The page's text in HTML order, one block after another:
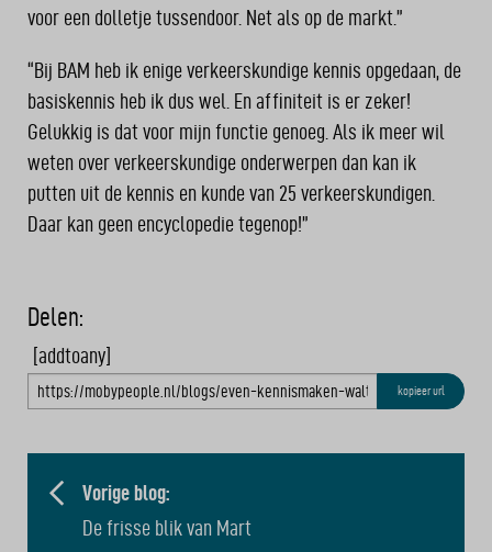
voor een dolletje tussendoor. Net als op de markt.”
“Bij BAM heb ik enige verkeerskundige kennis opgedaan, de
basiskennis heb ik dus wel. En affiniteit is er zeker!
Gelukkig is dat voor mijn functie genoeg. Als ik meer wil
weten over verkeerskundige onderwerpen dan kan ik
putten uit de kennis en kunde van 25 verkeerskundigen.
Daar kan geen encyclopedie tegenop!”
Delen:
[addtoany]
kopieer url
NAVIGATIE
Vorige blog:
De frisse blik van Mart